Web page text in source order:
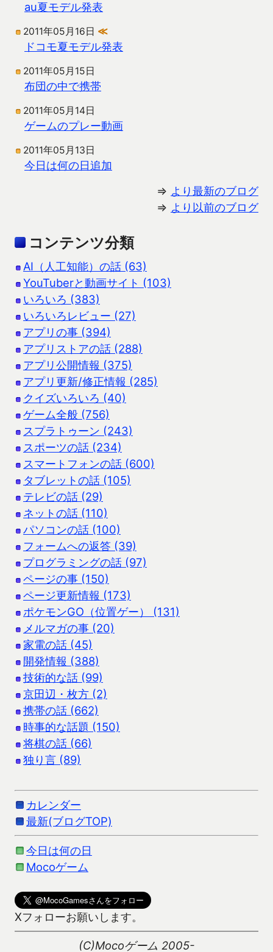
au夏モデル発表
2011年05月16日 ≪
ドコモ夏モデル発表
2011年05月15日
布団の中で携帯
2011年05月14日
ゲームのプレー動画
2011年05月13日
今日は何の日追加
⇒ より最新のブログ
⇒ より以前のブログ
コンテンツ分類
AI（人工知能）の話 (63)
YouTuberと動画サイト (103)
いろいろ (383)
いろいろレビュー (27)
アプリの事 (394)
アプリストアの話 (288)
アプリ公開情報 (375)
アプリ更新/修正情報 (285)
クイズいろいろ (40)
ゲーム全般 (756)
スプラトゥーン (243)
スポーツの話 (234)
スマートフォンの話 (600)
タブレットの話 (105)
テレビの話 (29)
ネットの話 (110)
パソコンの話 (100)
フォームへの返答 (39)
プログラミングの話 (97)
ページの事 (150)
ページ更新情報 (173)
ポケモンGO（位置ゲー） (131)
メルマガの事 (20)
家電の話 (45)
開発情報 (388)
技術的な話 (99)
京田辺・枚方 (2)
携帯の話 (662)
時事的な話題 (150)
将棋の話 (66)
独り言 (89)
カレンダー
最新(ブログTOP)
今日は何の日
Mocoゲーム
Xフォローお願いします。
(C)Mocoゲーム 2005-